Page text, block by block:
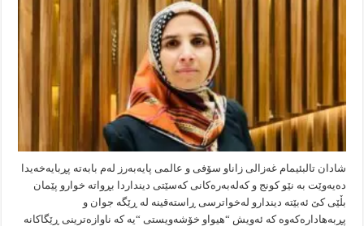
عیباده‌ت
له‌دیدى
“ئیمام
غه‌زالى”
پایه‌به‌رز
شادان تالبئیمام غه‌زالى زاناو سۆفى و عالمى پایه‌به‌رز له‌م بابه‌ته‌ پڕبایه‌خه‌یدا
ده‌یه‌وێت به‌ نێو كونج و كه‌له‌به‌ره‌كانى كه‌سێتى دینداردا بڕواته‌ خوارو پێمان
بڵێى كێ ئه‌بێته‌ دیندارو له‌خواترسى ڕاسته‌قینه‌ له‌ ڕێگه‌ جوان و
پڕبه‌هاداره‌كه‌وه‌ كه‌ ئه‌ویش “هیواو خۆشه‌ویستى “یه‌ كه‌ ناوازه‌ترینى ڕێگاكانه‌